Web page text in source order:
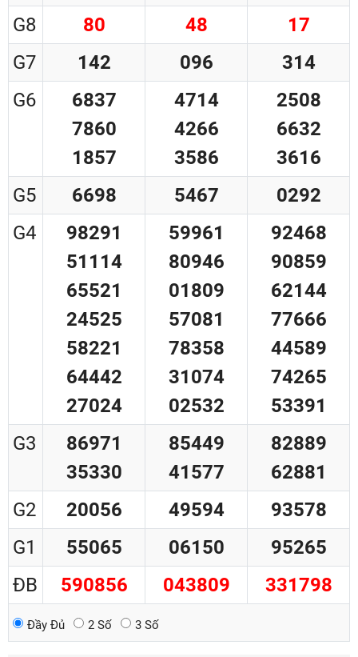
G8 80 48
17
G7
142 096
314
G6
6837
7860
1857
4714
4266
3586
2508
6632
3616
G5
6698 5467
0292
G4
98291
51114
65521
24525
58221
64442
27024
59961
80946
01809
57081
78358
31074
02532
92468
90859
62144
77666
44589
74265
53391
G3
86971
35330
85449
41577
82889
62881
G2
20056 49594
93578
G1
55065 06150
95265
ĐB
590856 043809 331798
Đầy Đủ 2 Số 3 Số